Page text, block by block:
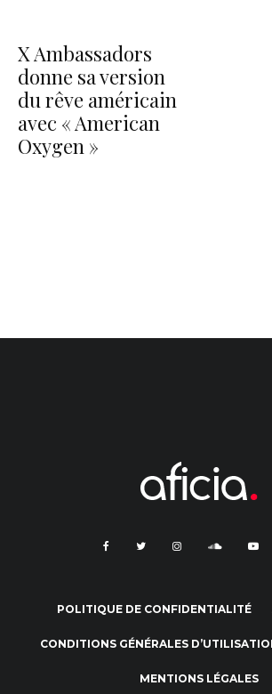
X Ambassadors
donne sa version
du rêve américain
avec « American
Oxygen »
POLITIQUE DE CONFIDENTIALITÉ
CONDITIONS GÉNÉRALES
MENTIONS LÉGALES